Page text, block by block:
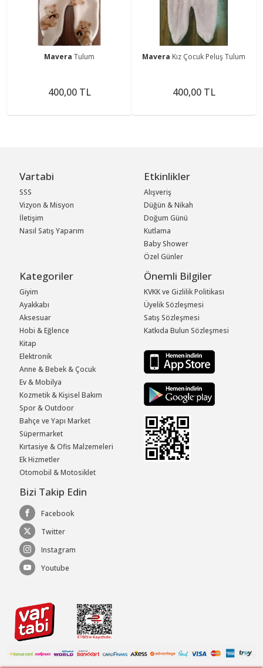
Mavera Tulum
400,00 TL
Mavera Kız Çocuk Peluş Tulum
400,00 TL
Vartabi
SSS
Vizyon & Misyon
İletişim
Nasıl Satış Yaparım
Etkinlikler
Alışveriş
Düğün & Nikah
Doğum Günü
Kutlama
Baby Shower
Özel Günler
Kategoriler
Giyim
Ayakkabı
Aksesuar
Hobi & Eğlence
Kitap
Elektronik
Anne & Bebek & Çocuk
Ev & Mobilya
Kozmetik & Kişisel Bakım
Spor & Outdoor
Bahçe ve Yapı Market
Süpermarket
Kırtasiye & Ofis Malzemeleri
Ek Hizmetler
Otomobil & Motosiklet
Önemli Bilgiler
KVKK ve Gizlilik Politikası
Üyelik Sözleşmesi
Satış Sözleşmesi
Katkıda Bulun Sözleşmesi
Bizi Takip Edin
Facebook
Twitter
Instagram
Youtube